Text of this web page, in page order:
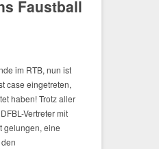
Faustball
im RTB, nun ist
case eingetreten,
haben! Trotz aller
Vertreter mit
gelungen, eine